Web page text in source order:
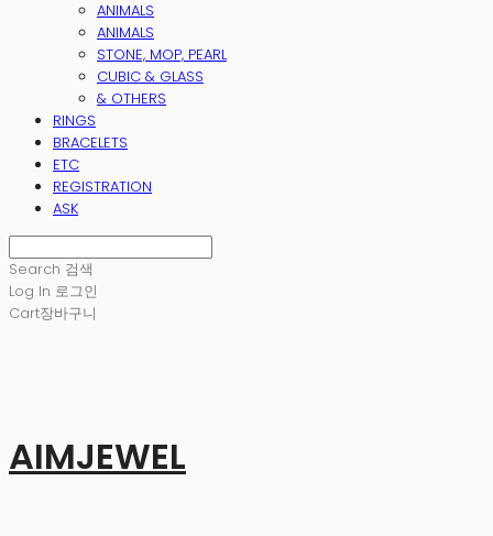
ANIMALS
ANIMALS
STONE, MOP, PEARL
CUBIC & GLASS
& OTHERS
RINGS
BRACELETS
ETC
REGISTRATION
ASK
Search 검색
Log In 로그인
Cart장바구니
AIMJEWEL